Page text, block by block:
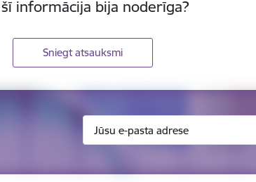
informācija bija noderīga?
Sniegt atsauksmi